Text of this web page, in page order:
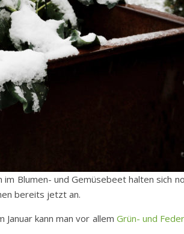
Blumen- und Gemüsebeet halten sich
bereits jetzt an.
kann man vor allem Grün- und